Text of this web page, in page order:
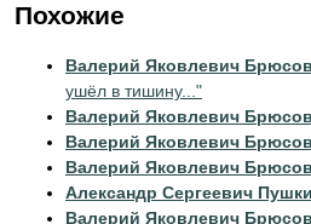
Похожие
Валерий Яковлевич Брюсов
ушёл в тишину..."
Валерий Яковлевич Брюсов
Валерий Яковлевич Брюсов
Валерий Яковлевич Брюсов
Александр Сергеевич
Валерий Яковлевич Брюсов